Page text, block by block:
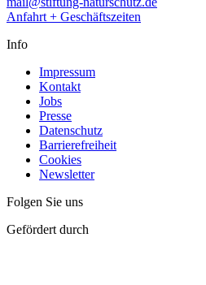
Anfahrt + Geschäftszeiten
Info
Impressum
Kontakt
Jobs
Presse
Datenschutz
Barrierefreiheit
Cookies
Newsletter
Folgen Sie uns
Gefördert durch